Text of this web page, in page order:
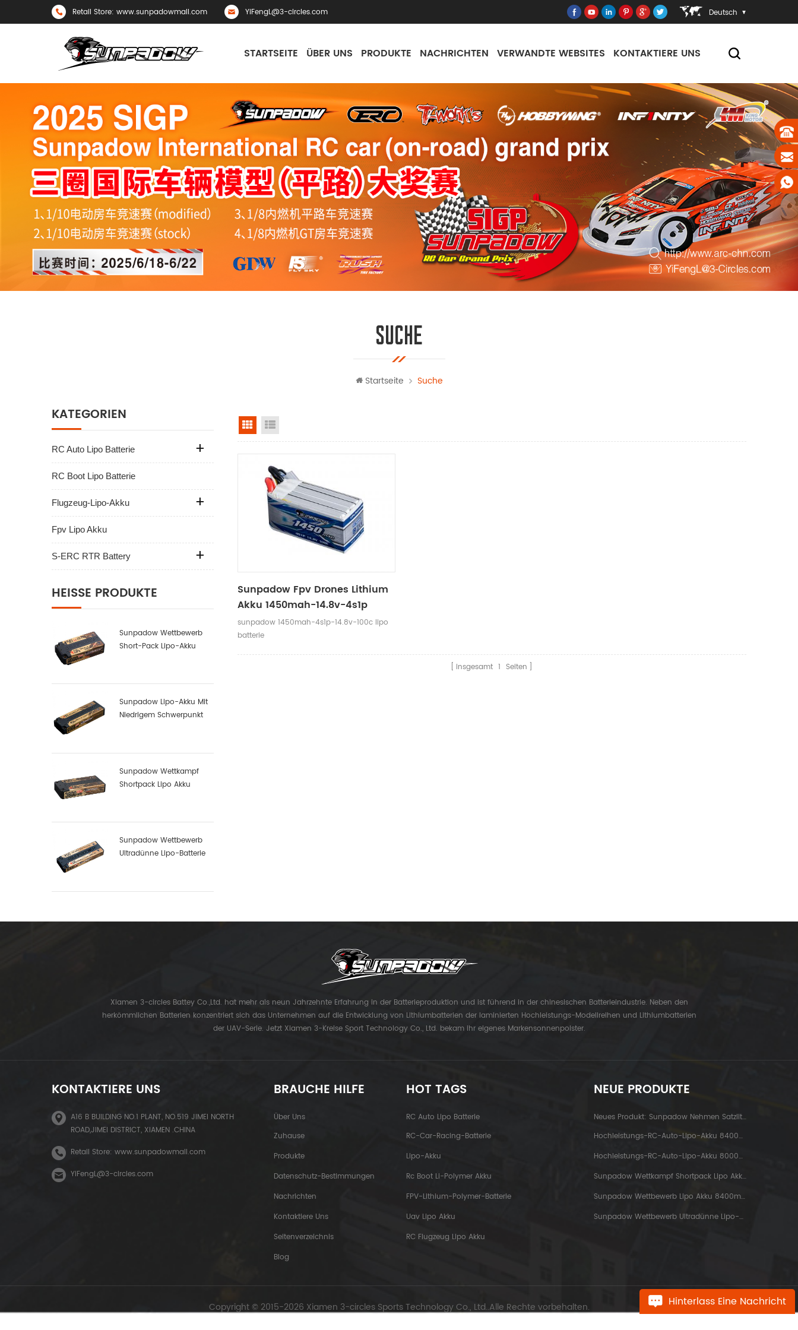
Retail Store: www.sunpadowmall.com YiFengL@3-circles.com Deutsch
STARTSEITE ÜBER UNS PRODUKTE NACHRICHTEN VERWANDTE WEBSITES KONTAKTIERE UNS
SUCHE
Startseite Suche
KATEGORIEN
RC Auto Lipo Batterie
RC Boot Lipo Batterie
Flugzeug-Lipo-Akku
Fpv Lipo Akku
S-ERC RTR Battery
HEISSE PRODUKTE
Sunpadow Wettbewerb
Short-Pack Lipo-Akku
Sunpadow Lipo-Akku Mit
Niedrigem Schwerpunkt
Sunpadow Wettkampf
Shortpack Lipo Akku
Sunpadow Wettbewerb
Ultradünne Lipo-Batterie
Rasteransicht
Sunpadow Fpv Drones Lithium
Akku 1450mah-14.8v-4s1p
sunpadow 1450mah-4s1p-14.8v-100c lipo
batterie
insgesamt 1 Seiten
Xiamen 3-circles Battey Co.,Ltd. hat mehr als neun Jahrzehnte Erfahrung in der Batterieproduktion und ist führend in der chinesischen Batterieindustrie. Neben den
herkömmlichen Batterien konzentriert sich das Unternehmen auf die Entwicklung von Lithiumbatterien der laminierten Hochleistungs-Modellreihen und Lithiumbatterien
der UAV-Serie. Jetzt Xiamen 3-Kreise Sport Technology Co., Ltd. bekam ihr eigenes Markensonnenpolster.
KONTAKTIERE UNS
A16 B BUILDING NO.1 PLANT, NO.519 JIMEI NORTH
ROAD,JIMEI DISTRICT, XIAMEN .CHINA
Retail Store: www.sunpadowmall.com
YiFengL@3-circles.com
BRAUCHE HILFE
Über Uns
Zuhause
Produkte
Datenschutz-Bestimmungen
Nachrichten
Kontaktiere Uns
Seitenverzeichnis
Blog
HOT TAGS
RC Auto Lipo Batterie
RC-Car-Racing-Batterie
Lipo-Akku
Rc Boot Li-Polymer Akku
FPV-Lithium-Polymer-Batterie
Uav Lipo Akku
RC Flugzeug Lipo Akku
NEUE PRODUKTE
Neues Produkt: Sunpadow Nehmen Satzlithiumbatterie 5200mah-7.4v-2s2p Platin Ab
Hochleistungs-RC-Auto-Lipo-Akku 8400mah-7.6v-2s2p Blue Label
Hochleistungs-RC-Auto-Lipo-Akku 8000mah-3.8v-1s2p Blue Label
Sunpadow Wettkampf Shortpack Lipo Akku 3800mah-7.4v-2s1p
Sunpadow Wettbewerb Lipo Akku 8400mah-7.4v-2s2p
Sunpadow Wettbewerb Ultradünne Lipo-Batterie 5300mah-7.4v-2s1p
Copyright © 2015-2026 Xiamen 3-circles Sports Technology Co., Ltd..Alle Rechte vorbehalten. Hinterlass Eine Nachricht